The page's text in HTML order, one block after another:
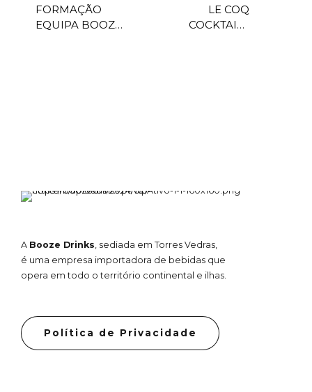
FORMAÇÃO
EQUIPA BOOZE
LE COQ
COCKTAILS
A Booze Drinks , sediada em Torres Vedras,
é uma empresa importadora de bebidas que
opera em todo o território continental e ilhas.
Política de Privacidade